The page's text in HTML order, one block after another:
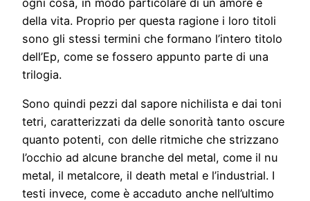
della vita. Proprio per questa ragione i loro titoli
sono gli stessi termini che formano l’intero titolo
dell’Ep, come se fossero appunto parte di una
trilogia.
Sono quindi pezzi dal sapore nichilista e dai toni
tetri, caratterizzati da delle sonorità tanto oscure
quanto potenti, con delle ritmiche che strizzano
l’occhio ad alcune branche del metal, come il nu
metal, il metalcore, il death metal e l’industrial. I
testi invece, come è accaduto anche nell’ultimo